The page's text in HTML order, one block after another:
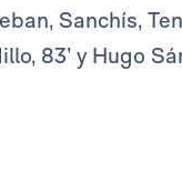
Sanchís,
83’ y Hugo